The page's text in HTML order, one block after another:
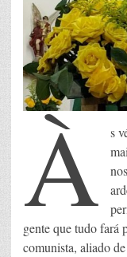
À
s
gente que tudo fará
comunista, aliado